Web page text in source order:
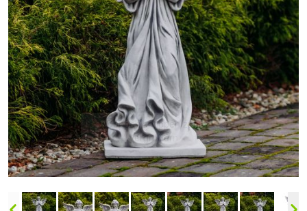
Doppelt antippen zum
vergrößern